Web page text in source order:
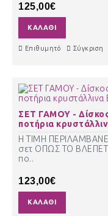
125,00€
ΚΑΛΆΘΙ
Επιθυμητό Σύγκριση
ΣΕΤ ΓΑΜΟΥ -
ποτήρια
Η ΤΙΜΗ
σετ ΟΠΩΣ ΤΟ
πο..
123,00€
ΚΑΛΆΘΙ